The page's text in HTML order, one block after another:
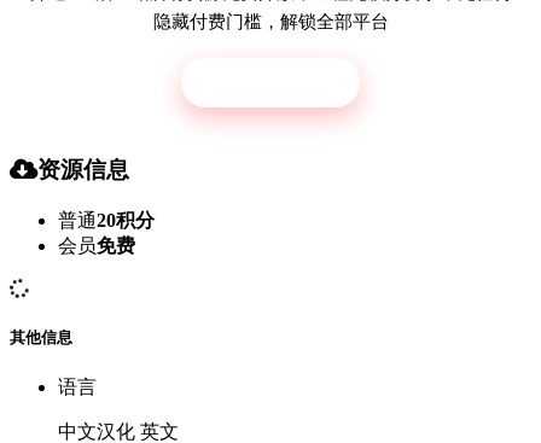
隐藏付费门槛，解锁全部平台
资源信息
普通20积分
会员免费
其他信息
语言
中文汉化 英文